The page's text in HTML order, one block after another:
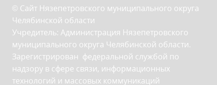
© Сайт Нязепетровского муниципального округа
Челябинской области
Учредитель: Администрация Нязепетровского
муниципального округа Челябинской области.
Зарегистрирован федеральной службой по
надзору в сфере связи, информационных
технологий и массовых коммуникаций